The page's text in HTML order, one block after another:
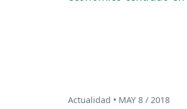
Actualidad • MAY 8 / 2018